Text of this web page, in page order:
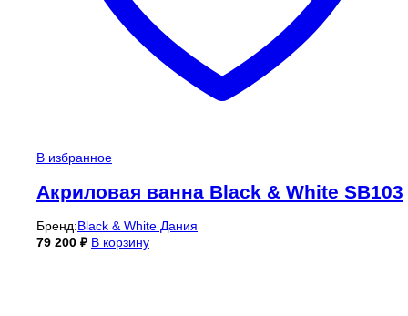
В избранное
Акриловая ванна Black & White SB103
Бренд:Black & White Дания
79 200 ₽ В корзину